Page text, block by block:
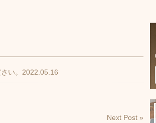
い。2022.05.16
Next Post »